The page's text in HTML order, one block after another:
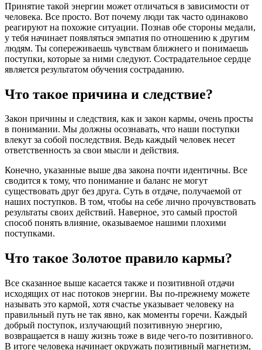
Принятие такой энергии может отличаться в зависимости от
человека. Все просто. Вот почему люди так часто одинаково
реагируют на похожие ситуации. Познав обе стороны медали,
у тебя начинает появляться эмпатия по отношению к другим
людям. Ты сопереживаешь чувствам ближнего и понимаешь
поступки, которые за ними следуют. Сострадательное сердце
является результатом обучения состраданию.
Что такое причина и следствие?
Закон причины и следствия, как и закон кармы, очень просты
в понимании. Мы должны осознавать, что наши поступки
влекут за собой последствия. Ведь каждый человек несет
ответственность за свои мысли и действия.
Конечно, указанные выше два закона почти идентичны. Все
сводится к тому, что понимание и баланс не могут
существовать друг без друга. Суть в отдаче, получаемой от
наших поступков. В том, чтобы на себе лично прочувствовать
результаты своих действий. Наверное, это самый простой
способ понять влияние, оказываемое нашими плохими
поступками.
Что такое Золотое правило кармы?
Все сказанное выше касается также и позитивной отдачи
исходящих от нас потоков энергии. Вы по-прежнему можете
называть это кармой, хотя счастье указывает человеку на
правильный путь не так явно, как моменты горечи. Каждый
добрый поступок, излучающий позитивную энергию,
возвращается в нашу жизнь тоже в виде чего-то позитивного.
В итоге человека начинает окружать позитивный магнетизм,